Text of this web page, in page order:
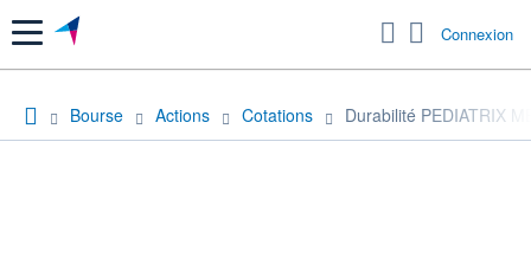
Menu Connexion
Bourse Actions Cotations Durabilité PEDIATRIX